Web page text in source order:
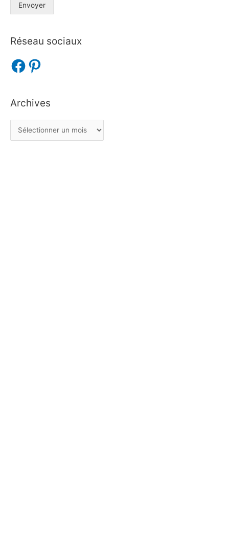
Envoyer
Réseau sociaux
Archives